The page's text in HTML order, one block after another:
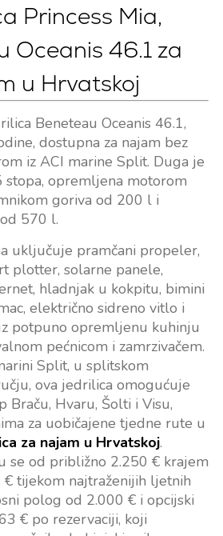
Princess Mia,
Oceanis 46.1 za
u Hrvatskoj
Beneteau Oceanis 46.1,
dostupna za najam bez
iz ACI marine Split. Duga je
stopa, opremljena motorom
goriva od 200 l i
570 l.
uključuje pramčani propeler,
plotter, solarne panele,
hladnjak u kokpitu, bimini
električno sidreno vitlo i
potpuno opremljenu kuhinju
pećnicom i zamrzivačem.
Split, u splitskom
ova jedrilica omogućuje
Braču, Hvaru, Šolti i Visu,
za uobičajene tjedne rute u
za najam u Hrvatskoj.
se od približno 2.250 € krajem
tijekom najtraženijih ljetnih
polog od 2.000 € i opcijski
€ po rezervaciji, koji